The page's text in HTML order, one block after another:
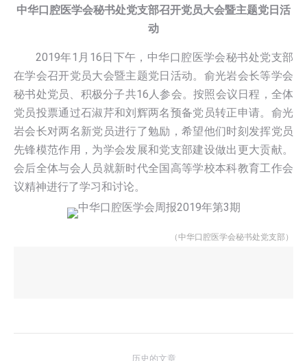
中华口腔医学会秘书处党支部召开党员大会暨主题党日活
动
2019年1月16日下午，中华口腔医学会秘书处党支部
在学会召开党员大会暨主题党日活动。俞光岩会长等学会
秘书处党员、积极分子共16人参会。按照会议日程，全体
党员投票通过石淑芹和刘辉两名预备党员转正申请。俞光
岩会长对两名新党员进行了勉励，希望他们时刻发挥党员
先锋模范作用，为学会发展和党支部建设做出更大贡献。
会后全体与会人员就新时代全国高等学校本科教育工作会
议精神进行了学习和讨论。
（中华口腔医学会秘书处党支部）
历史的文章